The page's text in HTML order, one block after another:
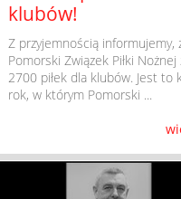
klubów!
Z przyjemnością informujemy,
Pomorski Związek Piłki Nożnej
2700 piłek dla klubów. Jest to
rok, w którym Pomorski ...